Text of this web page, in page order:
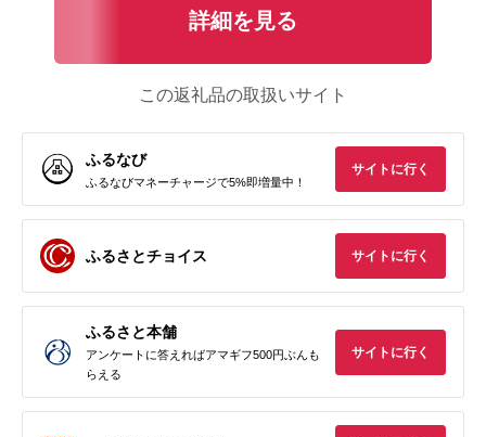
詳細を見る
この返礼品の取扱いサイト
ふるなび
ふるなびマネーチャージで5%即増量中！
サイトに行く
ふるさとチョイス サイトに行く
ふるさと本舗
アンケートに答えればアマギフ500円ぶんも
らえる
サイトに行く